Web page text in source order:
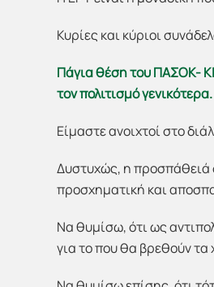
Κυρίες και κύριοι
Πάγια θέση του ΠΑΣΟΚ-
τον πολιτισμό γενικότερα.
Είμαστε ανοιχτοί στο
Δυστυχώς, η προσπάθειά
προσχηματική και
Να θυμίσω, ότι ως
για το που θα βρεθούν